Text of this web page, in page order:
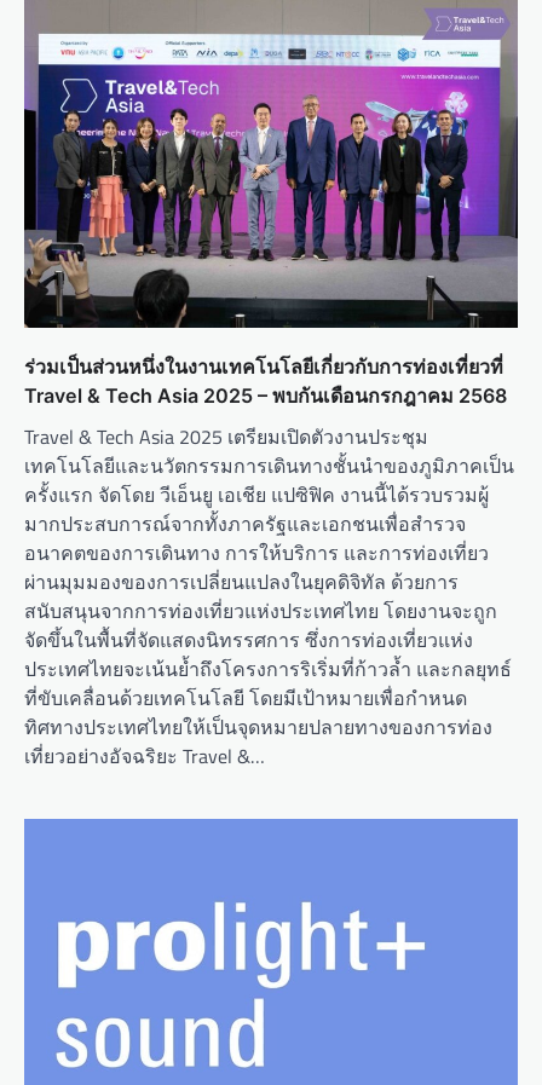
ร่วมเป็นส่วนหนึ่งในงานเทคโนโลยีเกี่ยวกับการท่องเที่ยวที่
Travel & Tech Asia 2025 – พบกันเดือนกรกฎาคม 2568
Travel & Tech Asia 2025 เตรียมเปิดตัวงานประชุม
เทคโนโลยีและนวัตกรรมการเดินทางชั้นนำของภูมิภาคเป็น
ครั้งแรก จัดโดย วีเอ็นยู เอเชีย แปซิฟิค งานนี้ได้รวบรวมผู้
มากประสบการณ์จากทั้งภาครัฐและเอกชนเพื่อสำรวจ
อนาคตของการเดินทาง การให้บริการ และการท่องเที่ยว
ผ่านมุมมองของการเปลี่ยนแปลงในยุคดิจิทัล ด้วยการ
สนับสนุนจากการท่องเที่ยวแห่งประเทศไทย โดยงานจะถูก
จัดขึ้นในพื้นที่จัดแสดงนิทรรศการ ซึ่งการท่องเที่ยวแห่ง
ประเทศไทยจะเน้นย้ำถึงโครงการริเริ่มที่ก้าวล้ำ และกลยุทธ์
ที่ขับเคลื่อนด้วยเทคโนโลยี โดยมีเป้าหมายเพื่อกำหนด
ทิศทางประเทศไทยให้เป็นจุดหมายปลายทางของการท่อง
เที่ยวอย่างอัจฉริยะ Travel &…